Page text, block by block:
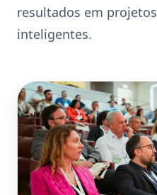
resultados em
inteligentes.